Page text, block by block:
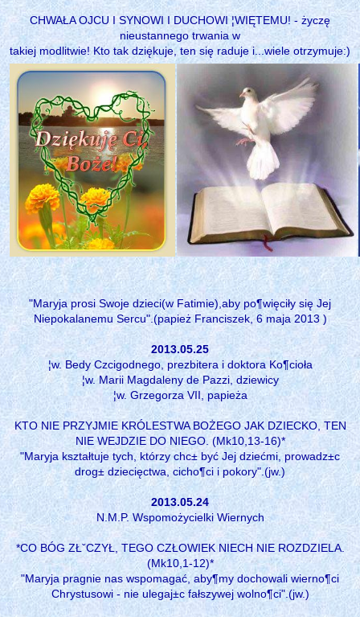
CHWAŁA OJCU I SYNOWI I DUCHOWI ¦WIĘTEMU! - życzę
nieustannego trwania w
takiej modlitwie! Kto tak dziękuje, ten się raduje i...wiele otrzymuje:)
"Maryja prosi Swoje dzieci(w Fatimie),aby po¶więciły się Jej
Niepokalanemu Sercu".(papież Franciszek, 6 maja 2013 )
2013.05.25
¦w. Bedy Czcigodnego, prezbitera i doktora Ko¶cioła
¦w. Marii Magdaleny de Pazzi, dziewicy
¦w. Grzegorza VII, papieża
KTO NIE PRZYJMIE KRÓLESTWA BOŻEGO JAK DZIECKO, TEN
NIE WEJDZIE DO NIEGO. (Mk10,13-16)*
"Maryja kształtuje tych, którzy chc± być Jej dziećmi, prowadz±c
drog± dziecięctwa, cicho¶ci i pokory".(jw.)
2013.05.24
N.M.P. Wspomożycielki Wiernych
*CO BÓG ZŁˇCZYŁ, TEGO CZŁOWIEK NIECH NIE ROZDZIELA.
(Mk10,1-12)*
"Maryja pragnie nas wspomagać, aby¶my dochowali wierno¶ci
Chrystusowi - nie ulegaj±c fałszywej wolno¶ci".(jw.)